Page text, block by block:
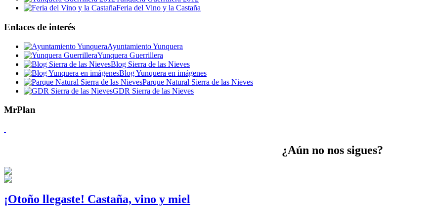
Feria del Vino y la Castaña
Enlaces de interés
Ayuntamiento Yunquera
Yunquera Guerrillera
Blog Sierra de las Nieves
Blog Yunquera en imágenes
Parque Natural Sierra de las Nieves
GDR Sierra de las Nieves
MrPlan
¿Aún no nos sigues?
¡Otoño llegaste! Castaña, vino y miel